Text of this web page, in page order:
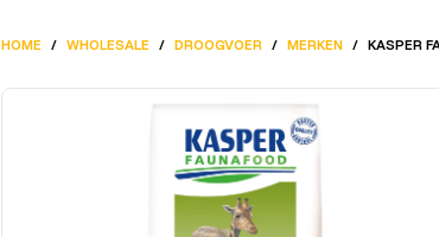
HOME / WHOLESALE / DROOGVOER / MERKEN / KASPER